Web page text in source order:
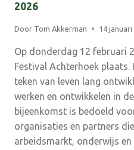
2026
Door Tom Akkerman 14 januari
Op donderdag 12 februari
Festival Achterhoek
teken van leven lang
werken en ontwikkelen in
bijeenkomst is bedoeld
organisaties en partners
arbeidsmarkt, onderwijs